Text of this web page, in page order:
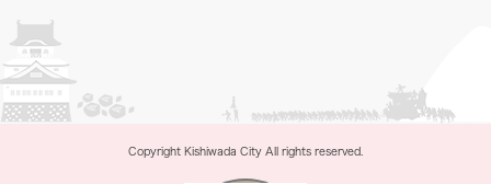
Copyright Kishiwada City All rights reserved.